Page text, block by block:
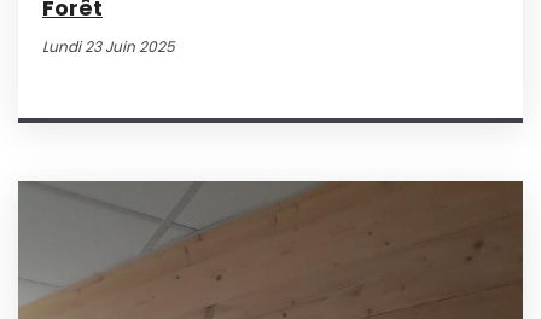
Forêt
Lundi 23 Juin 2025